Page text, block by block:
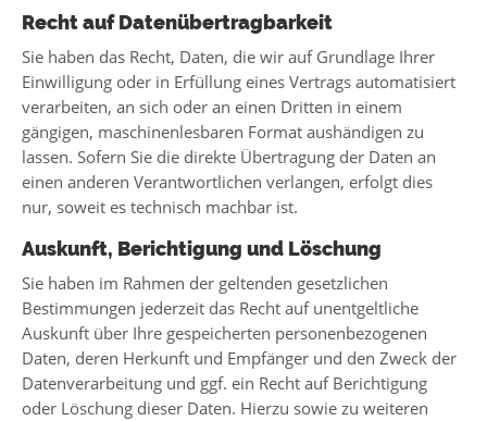
Recht auf Daten­übertrag­barkeit
Sie haben das Recht, Daten, die wir auf Grundlage Ihrer
Einwilligung oder in Erfüllung eines Vertrags automatisiert
verarbeiten, an sich oder an einen Dritten in einem
gängigen, maschinenlesbaren Format aushändigen zu
lassen. Sofern Sie die direkte Übertragung der Daten an
einen anderen Verantwortlichen verlangen, erfolgt dies
nur, soweit es technisch machbar ist.
Auskunft, Berichtigung und Löschung
Sie haben im Rahmen der geltenden gesetzlichen
Bestimmungen jederzeit das Recht auf unentgeltliche
Auskunft über Ihre gespeicherten personenbezogenen
Daten, deren Herkunft und Empfänger und den Zweck der
Datenverarbeitung und ggf. ein Recht auf Berichtigung
oder Löschung dieser Daten. Hierzu sowie zu weiteren